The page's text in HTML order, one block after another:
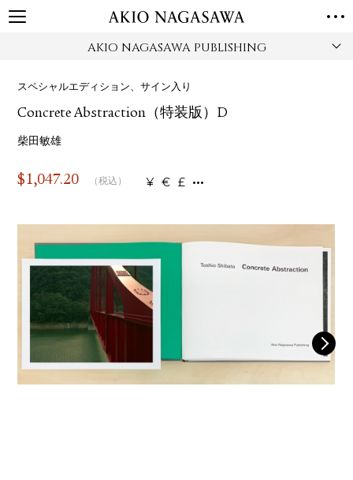
AKIO NAGASAWA PUBLISHING
スペシャルエディション、サイン入り
Concrete Abstraction（特装版）D
柴田敏雄
$1,047.20 （税込） ¥ € £
TOP
ONLINE
PUBLISHING
PRIVACY POLICY
INSTAGRAM
GALLERY
PUBLISHING
TWITTER
FACEBOOK
YOUTUBE